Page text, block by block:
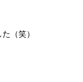
（笑）